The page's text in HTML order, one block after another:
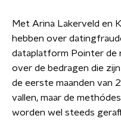
Met Arina Lakerveld en
hebben over
dataplatform Pointer de
over de bedragen die
de eerste maanden van
vallen, maar de
worden wel steeds